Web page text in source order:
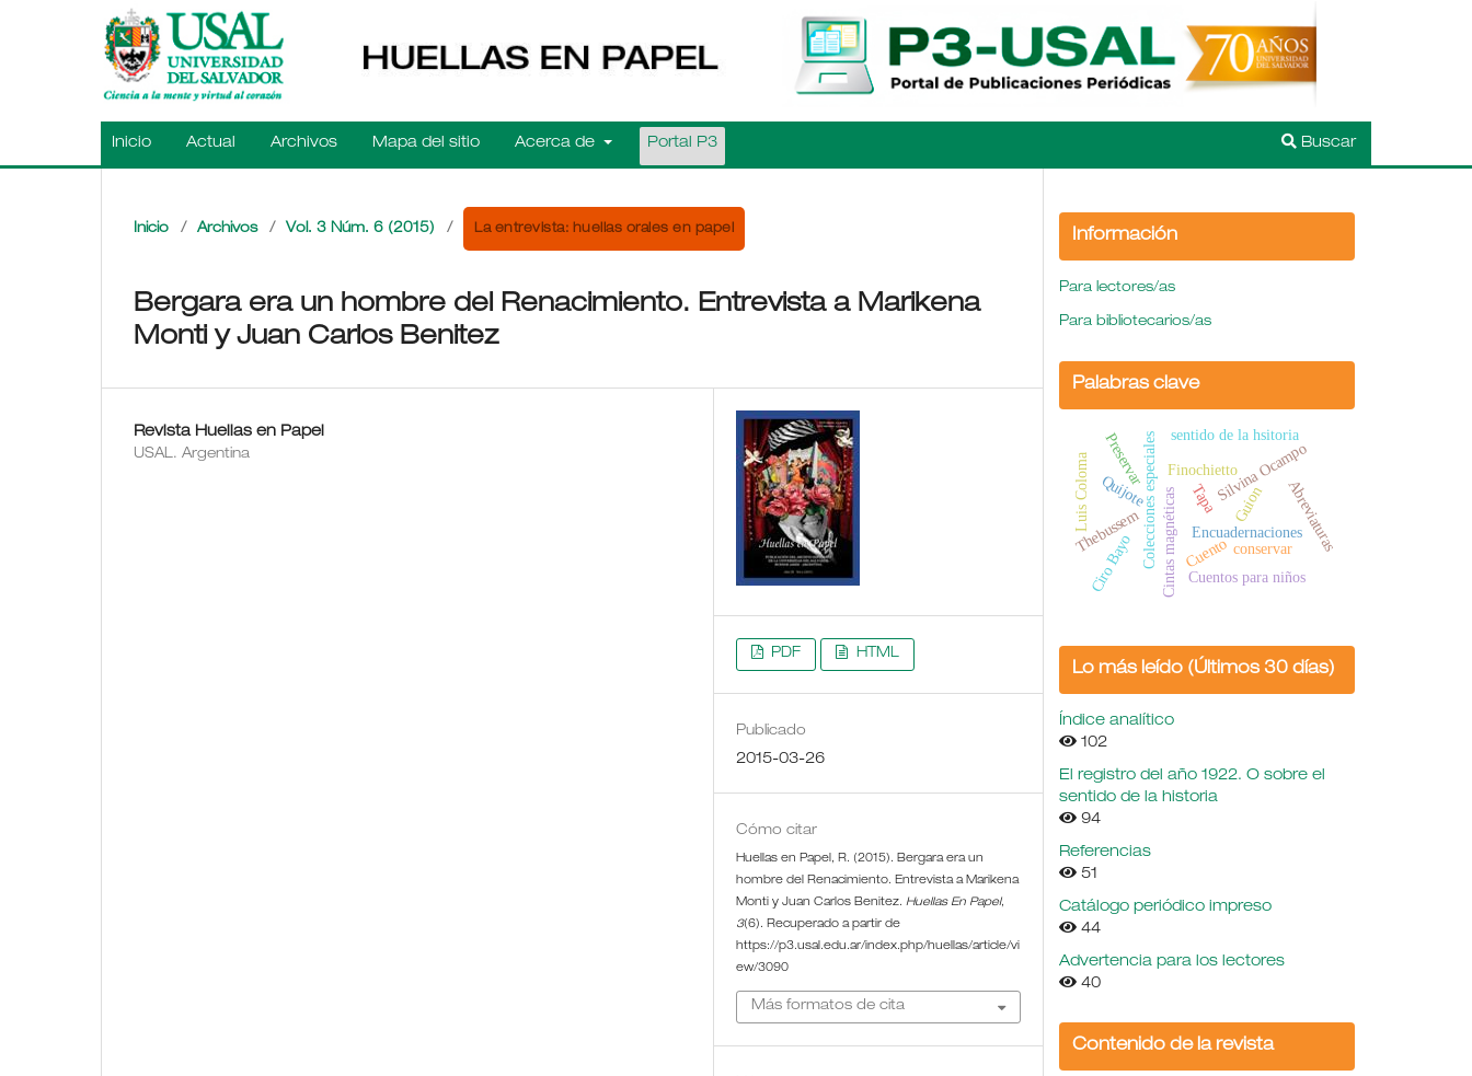
Inicio Actual Archivos Mapa del sitio Acerca de Portal P3 Buscar
Inicio / Archivos / Vol. 3 Núm. 6 (2015) / La entrevista: huellas orales en papel
Bergara era un hombre del Renacimiento. Entrevista a Marikena
Monti y Juan Carlos Benitez
Revista Huellas en Papel
USAL. Argentina
PDF HTML
Publicado
2015-03-26
Cómo citar
Huellas en Papel, R. (2015). Bergara era un
hombre del Renacimiento. Entrevista a Marikena
Monti y Juan Carlos Benitez.Huellas En Papel,
3(6). Recuperado a partir de
https://p3.usal.edu.ar/index.php/huellas/article/vi
ew/3090
Más formatos de cita
Información
Para lectores/as
Para bibliotecarios/as
Palabras clave
Colecciones especiales Encuadernaciones
Tapa
Quijote Cintas magnéticas Guion
Cuento
Silvina Ocampo
Thebussem
sentido de la hsitoria
Finochietto
Abreviaturas
conservar
Preservar
Cuentos para niños
Luis Coloma
Ciro Bayo
Lo más leído (Últimos 30 días)
Índice analítico
102
El registro del año 1922. O sobre el
sentido de la historia
94
Referencias
51
Catálogo periódico impreso
44
Advertencia para los lectores
40
Contenido de la revista